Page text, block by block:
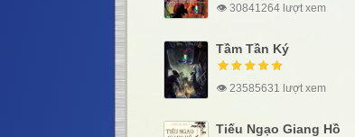
👁 30841264 lượt xem
Tầm Tần Ký
👁 23585631 lượt xem
Tiếu Ngạo Giang Hồ